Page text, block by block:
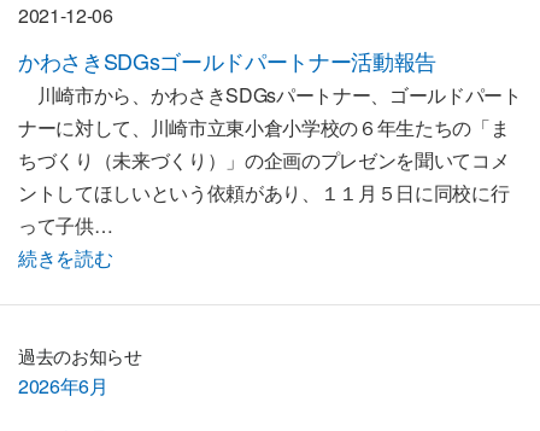
過去のお知らせ
2026年6月
2021-12-06
かわさきSDGsゴールドパートナー活動報告
川崎市から、かわさきSDGsパートナー、ゴールドパート
ナーに対して、川崎市立東小倉小学校の６年生たちの「ま
ちづくり（未来づくり）」の企画のプレゼンを聞いてコメ
ントしてほしいという依頼があり、１１月５日に同校に行
って子供…
続きを読む